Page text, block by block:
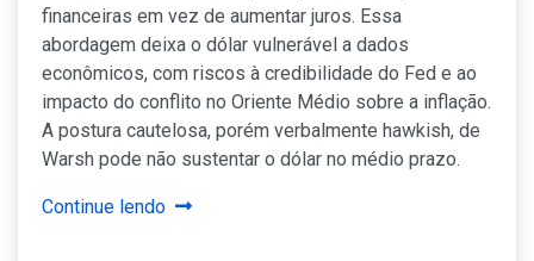
financeiras em vez de aumentar juros. Essa
abordagem deixa o dólar vulnerável a dados
econômicos, com riscos à credibilidade do Fed e ao
impacto do conflito no Oriente Médio sobre a inflação.
A postura cautelosa, porém verbalmente hawkish, de
Warsh pode não sustentar o dólar no médio prazo.
Continue lendo